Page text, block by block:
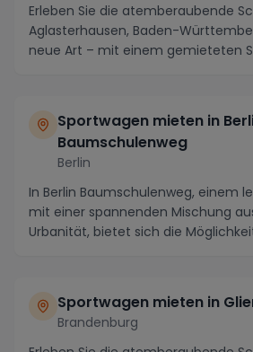
Erleben Sie die atemberaubende
Aglasterhausen, Baden-
neue Art – mit einem gemieteten
Sportwagen mieten in
Baumschulenweg
Berlin
In Berlin Baumschulenweg, einem
mit einer spannenden Mischung
Urbanität, bietet sich die
Sportwagen mieten in
Brandenburg